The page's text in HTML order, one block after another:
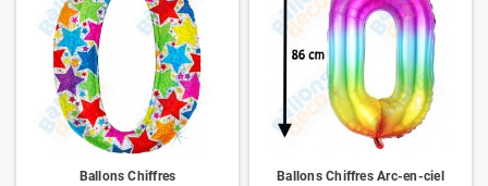
Ballons Chiffres
Ballons Chiffres Arc-en-ciel